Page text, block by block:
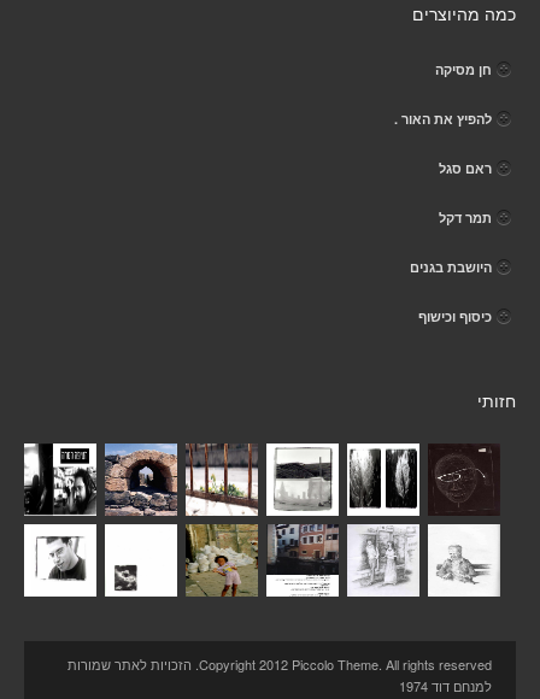
כמה מהיוצרים
חן מסיקה
להפיץ את האור .
ראם סגל
תמר דקל
היושבת בגנים
כיסוף וכישוף
חזותי
Copyright 2012 Piccolo Theme. All rights reserved. הזכויות לאתר שמורות
למנחם דוד 1974